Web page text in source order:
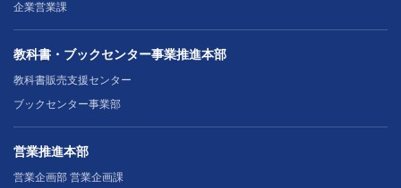
企業営業課
教科書・ブックセンター事業推進本部
教科書販売支援センター
ブックセンター事業部
営業推進本部
営業企画部 営業企画課